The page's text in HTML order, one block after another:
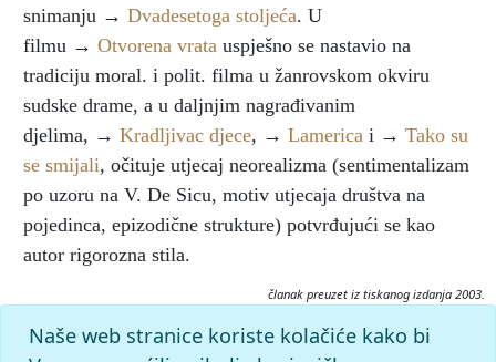
snimanju → Dvadesetoga stoljeća. U
filmu → Otvorena vrata uspješno se nastavio na
tradiciju moral. i polit. filma u žanrovskom okviru
sudske drame, a u daljnjim nagrađivanim
djelima, → Kradljivac djece, → Lamerica i → Tako su
se smijali, očituje utjecaj neorealizma (sentimentalizam
po uzoru na V. De Sicu, motiv utjecaja društva na
pojedinca, epizodične strukture) potvrđujući se kao
autor rigorozna stila.
članak preuzet iz tiskanog izdanja 2003.
Citiranje:
Amelio, Gianni.
Filmski leksikon (2003), mrežno izdanje.
Naše web stranice koriste kolačiće kako bi